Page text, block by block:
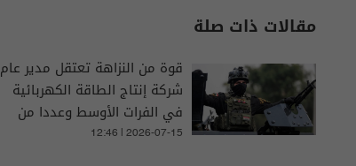
مقالات ذات صلة
قوة من النزاهة تعتقل مدير عام
شركة إنتاج الطاقة الكهربائية
في الفرات الأوسط وعددا من
موظفيها
12:46 | 2026-07-15